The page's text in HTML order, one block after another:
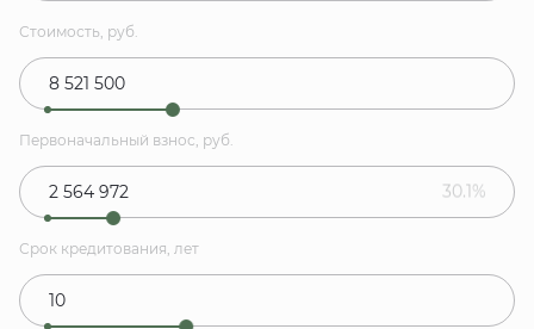
Стоимость, руб.
Первоначальный взнос, руб.
30.1%
Срок кредитования, лет